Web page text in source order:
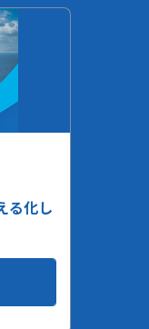
る化し